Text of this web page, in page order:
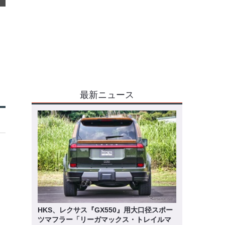
最新ニュース
HKS、レクサス『GX550』用大口径スポー
ツマフラー「リーガマックス・トレイルマ